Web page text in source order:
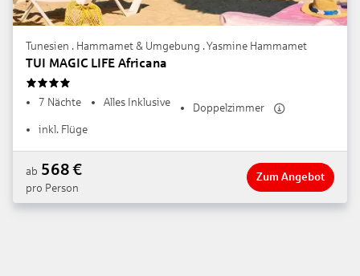
Tunesien . Hammamet & Umgebung . Yasmine Hammamet
TUI MAGIC LIFE Africana
7 Nächte Alles Inklusive
Doppelzimmer
inkl. Flüge
ab 568€
pro Person
Zum Angebot